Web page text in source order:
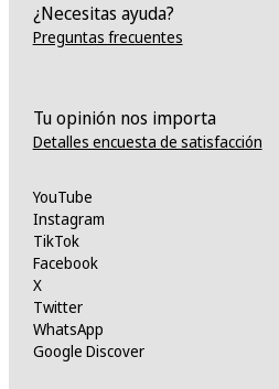
¿Necesitas ayuda?
Preguntas frecuentes
Tu opinión nos importa
Detalles encuesta de satisfacción
YouTube
Instagram
TikTok
Facebook
X
Twitter
WhatsApp
Google Discover